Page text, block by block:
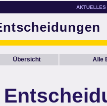
AKTUELLES
Übersicht Alle